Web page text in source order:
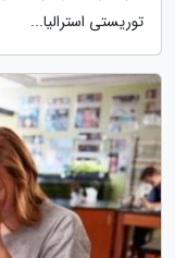
توریستی استرالیا...